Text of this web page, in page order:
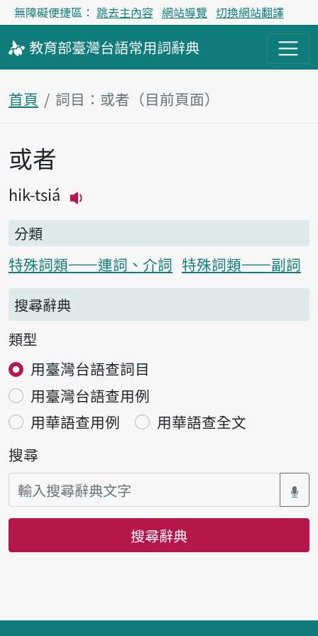
無障礙便捷區： 跳去主內容 網站導覽 切換網站翻譯
教育部臺灣台語常用詞辭典
首頁 詞目：或者（目前頁面）
主內容區塊
或者
hi̍k-tsiá
分類
特殊詞類——連詞、介詞 特殊詞類——副詞
搜尋辭典
類型
用臺灣台語查詞目
用臺灣台語查用例
用華語查用例
用華語查全文
搜尋
搜尋辭典